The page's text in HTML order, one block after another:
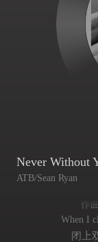
Never Without
ATB/Sean Ryan
作
When I
闭上